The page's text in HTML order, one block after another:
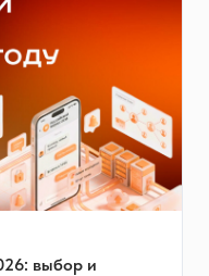
выбор и